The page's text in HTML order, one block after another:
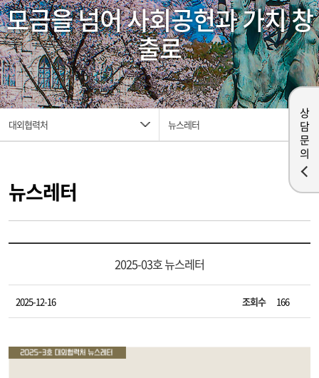
상담 문의
모금을 넘어 사회공헌과 가치 창
출로
대외협력처 뉴스레터
뉴스레터
2025-03호 뉴스레터
2025-12-16 조회수 166